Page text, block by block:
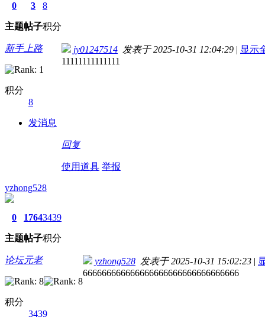
0
主题
3
帖子
8
积分
新手上路
积分
8
发消息
jy01247514 发表于 2025-10-31 12:04:29 | 显示
11111111111111
回复
使用道具 举报
yzhong528
0
主题
1764
帖子
3439
积分
论坛元老
积分
3439
yzhong528 发表于 2025-10-31 15:02:23 |
666666666666666666666666666666666